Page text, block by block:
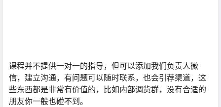
课程并不提供一对一的指导，但可以添加我们负责人微
信，建立沟通，有问题可以随时联系，也会引荐渠道，这
些东西都是非常有价值的，比如内部调货群，没有合适的
朋友你一般也碰不到。